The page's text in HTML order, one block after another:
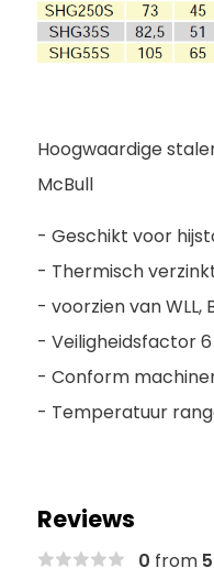
Hoogwaardige
McBull
- Geschikt voor
- Thermisch
- voorzien van
- Veiligheidsfactor 6
- Conform
- Temperatuur
Reviews
0 from 5